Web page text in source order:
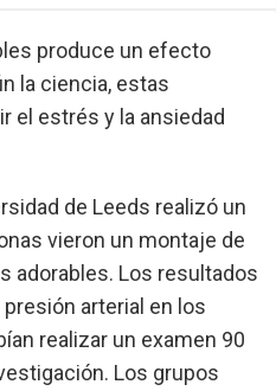
produce un efecto
la ciencia, estas
el estrés y la ansiedad
de Leeds realizó un
vieron un montaje de
adorables. Los resultados
arterial en los
realizar un examen 90
Los grupos